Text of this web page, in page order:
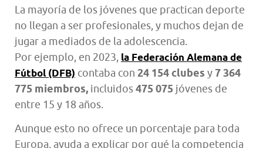
La mayoría de los jóvenes que practican deporte
no llegan a ser profesionales, y muchos dejan de
jugar a mediados de la adolescencia.
Por ejemplo, en 2023, la Federación Alemana de
Fútbol (DFB) contaba con 24 154 clubes y7 364
775 miembros, incluidos475 075 jóvenes de
entre 15 y 18 años.
Aunque esto no ofrece un porcentaje para toda
Europa, ayuda a explicar por qué la competencia